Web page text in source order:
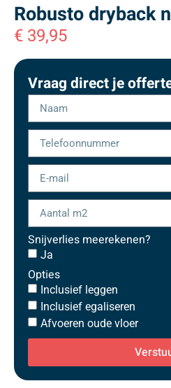
Robusto dryback
€ 39,95
Vraag direct je
Snijverlies meerekenen?
Ja
Opties
Inclusief leggen
Inclusief egaliseren
Afvoeren oude vloer